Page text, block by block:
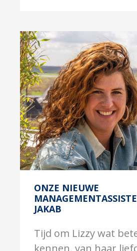
ONZE NIEUWE
JAKAB
Tijd om Lizzy wat